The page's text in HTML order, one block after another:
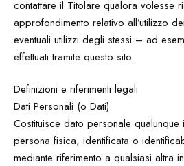
contattare il Titolare qualora volesse
approfondimento relativo all’utilizzo
eventuali utilizzi degli stessi – ad
effettuati tramite questo sito.
Definizioni e riferimenti legali
Dati Personali (o Dati)
Costituisce dato personale qualunque
persona fisica, identificata o
mediante riferimento a qualsiasi altra